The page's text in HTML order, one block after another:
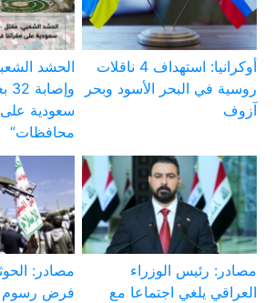
أوكرانيا: استهداف 4 ناقلات
روسية في البحر الأسود وبحر
آزوف
سعودية
محافظات”
مصادر: رئيس الوزراء
العراقي يلغي اجتماعا مع
مصادر:
فرض رسوم